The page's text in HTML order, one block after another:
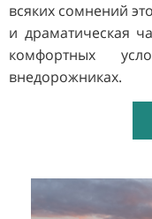
всяких сомнений
и драматическая
комфортных
внедорожниках.